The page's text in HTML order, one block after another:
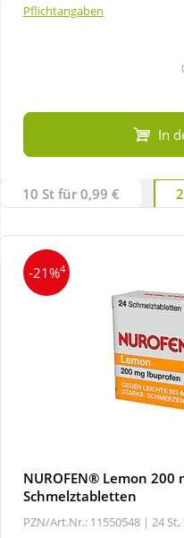
Tierbedarf
Wellness
Pflichtangaben
In
10 St für 0,99 €
-21%4
NUROFEN® Lemon 200
Schmelztabletten
PZN/Art.Nr.: 11550548 | 24